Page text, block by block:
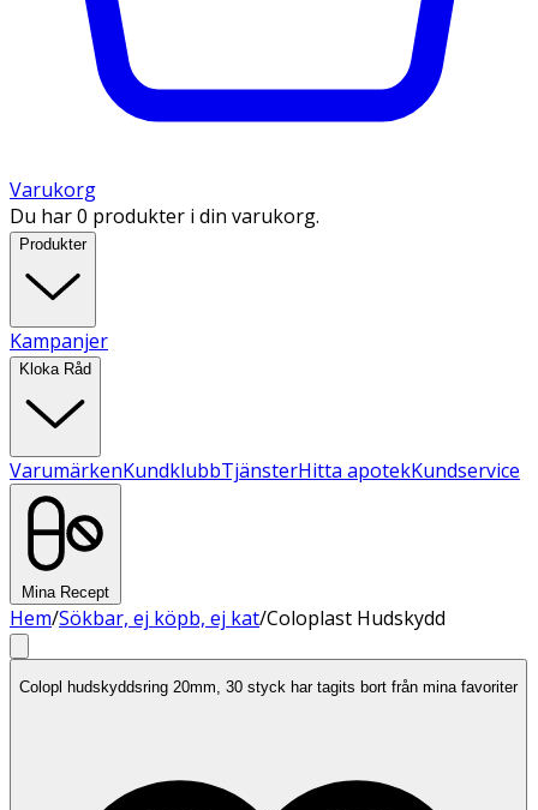
Varukorg
Du har 0 produkter i din varukorg.
Produkter
Kampanjer
Kloka Råd
VarumärkenKundklubbTjänsterHitta apotekKundservice
Mina Recept
Hem/Sökbar, ej köpb, ej kat/Coloplast Hudskydd
Colopl hudskyddsring 20mm, 30 styck har tagits bort från mina favoriter